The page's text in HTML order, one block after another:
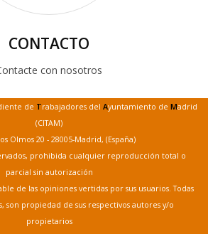
CONTACTO
con nosotros
de Trabajadores del Ayuntamiento de Madrid
(CITAM)
Olmos 20 - 28005-Madrid, (España)
prohibida cualquier reproducción total o
parcial sin autorización
de las opiniones vertidas por sus usuarios. Todas
son propiedad de sus respectivos autores y/o
propietarios